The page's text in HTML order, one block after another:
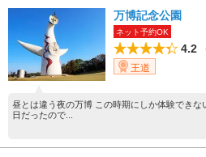
万博記念公園
ネット予約OK
4.2
王道
昼とは違う夜の万博 この時期にしか体験でき
日だったので...